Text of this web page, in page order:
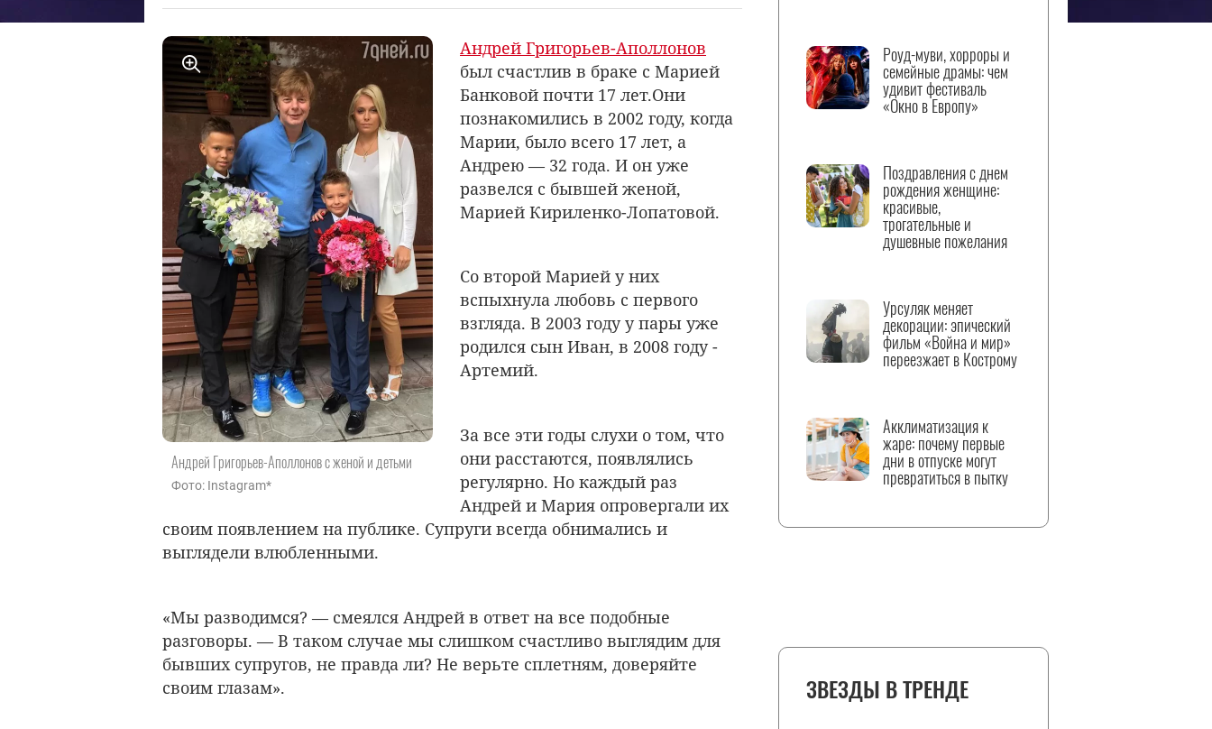
Андрей Григорьев-Аполлонов с женой и детьми
Фото: Instagram*
Андрей Григорьев-Аполлонов
был счастлив в браке с Марией
Банковой почти 17 лет.Они
познакомились в 2002 году, когда
Марии, было всего 17 лет, а
Андрею — 32 года. И он уже
развелся с бывшей женой,
Марией Кириленко-Лопатовой.
Со второй Марией у них
вспыхнула любовь с первого
взгляда. В 2003 году у пары уже
родился сын Иван, в 2008 году -
Артемий.
За все эти годы слухи о том, что
они расстаются, появлялись
регулярно. Но каждый раз
Андрей и Мария опровергали их
своим появлением на публике. Супруги всегда обнимались и
выглядели влюбленными.
«Мы разводимся? — смеялся Андрей в ответ на все подобные
разговоры. — В таком случае мы слишком счастливо выглядим для
бывших супругов, не правда ли? Не верьте сплетням, доверяйте
своим глазам».
Роуд-муви, хорроры и
семейные драмы: чем
удивит фестиваль
«Окно в Европу»
Поздравления с днем
рождения женщине:
красивые,
трогательные и
душевные пожелания
Урсуляк меняет
декорации: эпический
фильм «Война и мир»
переезжает в Кострому
Акклиматизация к
жаре: почему первые
дни в отпуске могут
превратиться в пытку
ЗВЕЗДЫ В ТРЕНДЕ